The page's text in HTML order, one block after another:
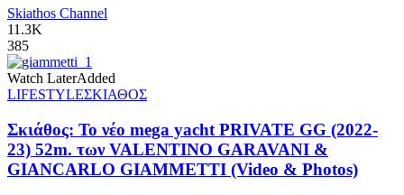
Skiathos Channel
11.3K
385
Watch LaterAdded
LIFESTYLEΣΚΙΑΘΟΣ
Σκιάθος: Το νέο mega yacht PRIVATE GG (2022-
23) 52m. των VALENTINO GARAVANI &
GIANCARLO GIAMMETTI (Video & Photos)